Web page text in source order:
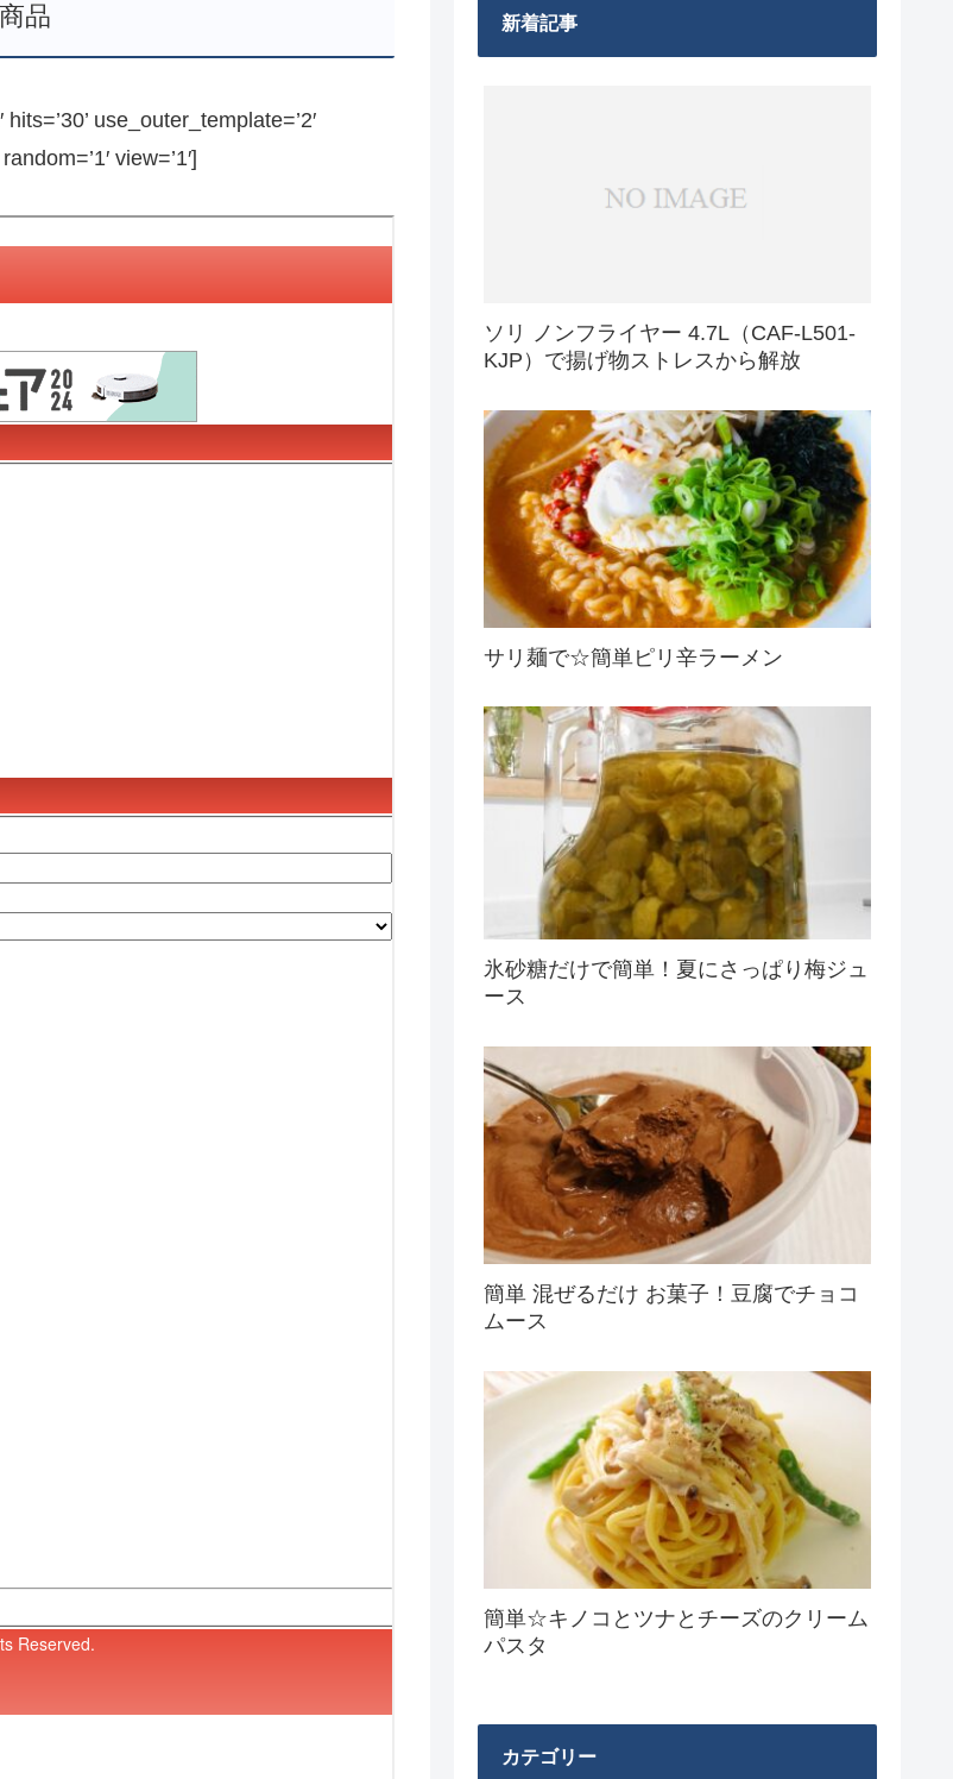
品
use_outer_template=’2′
view=’1′]
新着記事
ソリ ノンフライヤー 4.7L（CAF-L501-
KJP）で揚げ物ストレスから解放
サリ麺で☆簡単ピリ辛ラーメン
氷砂糖だけで簡単！夏にさっぱり梅ジュ
ース
簡単 混ぜるだけ お菓子！豆腐でチョコ
ムース
簡単☆キノコとツナとチーズのクリーム
パスタ
カテゴリー